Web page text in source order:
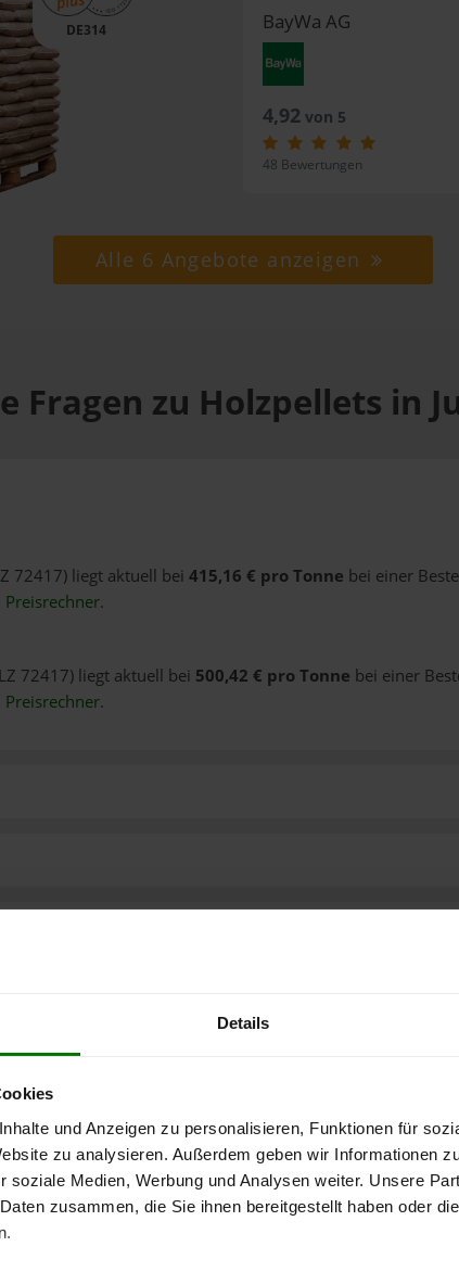
Details
und Anzeigen zu personalisieren, Funktionen für
zu analysieren. Außerdem geben wir Informationen
soziale Medien, Werbung und Analysen weiter. Unsere
zusammen, die Sie ihnen bereitgestellt haben oder
DE314 BayWa AG
4,92von 5
48 Bewertungen
Alle 6 Angebote anzeigen
Fragen zu Holzpellets in
72417) liegt aktuell bei 415,16 € pro Tonne bei einer
Preisrechner.
72417) liegt aktuell bei 500,42 € pro Tonne bei einer
Preisrechner.
kostenlose